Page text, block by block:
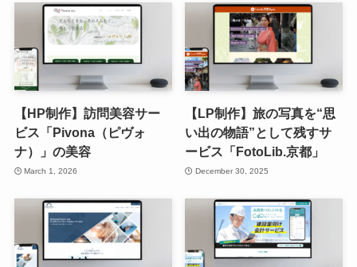
【HP制作】訪問美容サー
ビス「Pivona（ピヴォ
ナ）」の美容
March 1, 2026
【LP制作】旅の写真を“思
い出の物語”として残すサ
ービス「FotoLib.京都」
December 30, 2025